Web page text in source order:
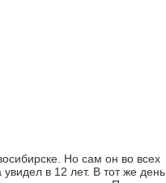
Но сам он во всех
в 12 лет. В тот же день